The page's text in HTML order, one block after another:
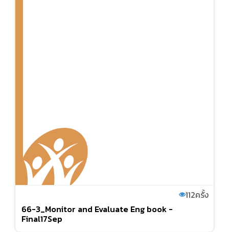
112ครั้ง
66-3_Monitor and Evaluate Eng book -
Final17Sep